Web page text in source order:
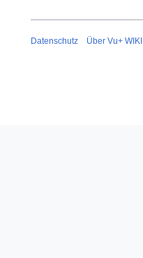
Datenschutz Über Vu+ WIKI